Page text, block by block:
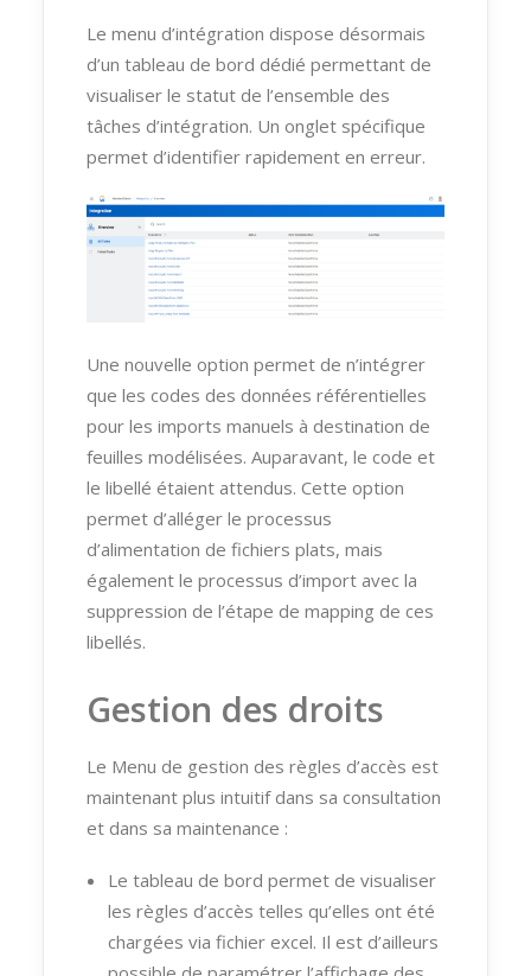
Le menu d’intégration dispose désormais
d’un tableau de bord dédié permettant de
visualiser le statut de l’ensemble des
tâches d’intégration. Un onglet spécifique
permet d’identifier rapidement en erreur.
Une nouvelle option permet de n’intégrer
que les codes des données référentielles
pour les imports manuels à destination de
feuilles modélisées. Auparavant, le code et
le libellé étaient attendus. Cette option
permet d’alléger le processus
d’alimentation de fichiers plats, mais
également le processus d’import avec la
suppression de l’étape de mapping de ces
libellés.
Gestion des droits
Le Menu de gestion des règles d’accès est
maintenant plus intuitif dans sa consultation
et dans sa maintenance :
Le tableau de bord permet de visualiser
les règles d’accès telles qu’elles ont été
chargées via fichier excel. Il est d’ailleurs